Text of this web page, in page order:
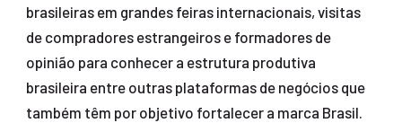
brasileiras em grandes feiras internacionais, visitas
de compradores estrangeiros e formadores de
opinião para conhecer a estrutura produtiva
brasileira entre outras plataformas de negócios que
também têm por objetivo fortalecer a marca Brasil.